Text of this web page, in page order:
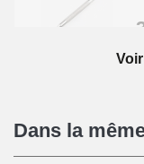
Dans la